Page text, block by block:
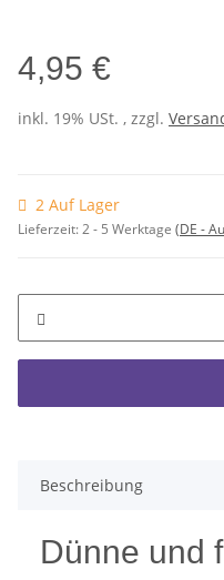
4,95 €
inkl. 19% USt. , zzgl.
2 Auf Lager
Lieferzeit:2 - 5 Werktage (DE -
Beschreibung
Dünne und